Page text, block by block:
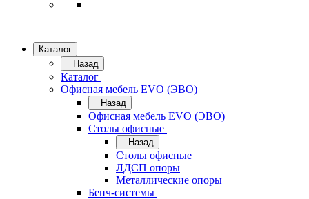
Каталог
Назад
Каталог
Офисная мебель EVO (ЭВО)
Назад
Офисная мебель EVO (ЭВО)
Cтолы офисные
Назад
Cтолы офисные
ЛДСП опоры
Металлические опоры
Бенч-системы